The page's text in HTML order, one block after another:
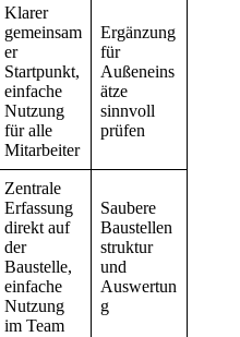
Klarer
gemeinsam
er
Startpunkt,
einfache
Nutzung
für alle
Mitarbeiter
Ergänzung
für
Außeneins
ätze
sinnvoll
prüfen
Zentrale
Erfassung
direkt auf
der
Baustelle,
einfache
Nutzung
im Team
Saubere
Baustellen
struktur
und
Auswertun
g